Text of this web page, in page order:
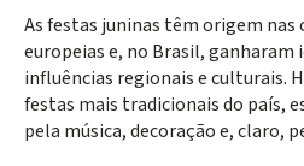
As festas juninas têm origem nas
europeias e, no Brasil,
influências regionais e culturais.
festas mais tradicionais do país,
pela música, decoração e, claro,